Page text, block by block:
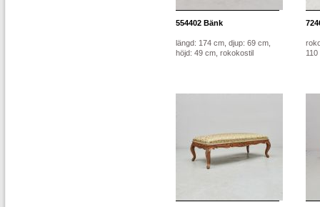
554402 Bänk
längd: 174 cm, djup: 69 cm,
höjd: 49 cm, rokokostil